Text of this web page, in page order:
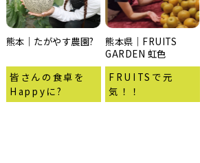
熊本｜たがやす農園?
皆さんの食卓を
Happyに?
熊本県｜FRUITS
GARDEN 虹色
FRUITSで元
気！！